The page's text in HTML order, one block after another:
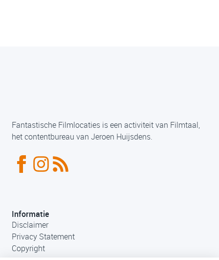
Fantastische Filmlocaties is een activiteit van Filmtaal,
het contentbureau van Jeroen Huijsdens.
Informatie
Disclaimer
Privacy Statement
Copyright